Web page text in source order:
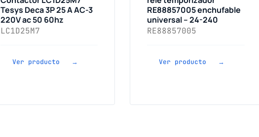
Tesys Deca 3P 25 A AC-3
220V ac 50 60hz
LC1D25M7
Ver producto →
RE88857005 enchufable
universal – 24-240
RE88857005
Ver producto →